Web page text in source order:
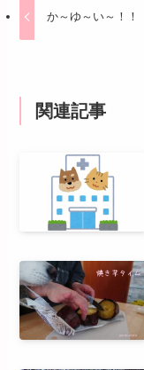
か～ゆ～い～！！
関連記事